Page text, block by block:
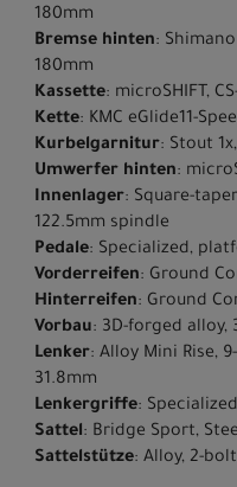
180mm
Bremse hinten:
180mm
Kassette: microSHIFT,
Kette: KMC eGlide11-
Kurbelgarnitur: Stout
Umwerfer hinten:
Innenlager: Square-
122.5mm spindle
Pedale: Specialized,
Vorderreifen: Ground
Hinterreifen: Ground
Vorbau: 3D-forged alloy,
Lenker: Alloy Mini Rise,
31.8mm
Lenkergriffe:
Sattel: Bridge Sport,
Sattelstütze: Alloy, 2-